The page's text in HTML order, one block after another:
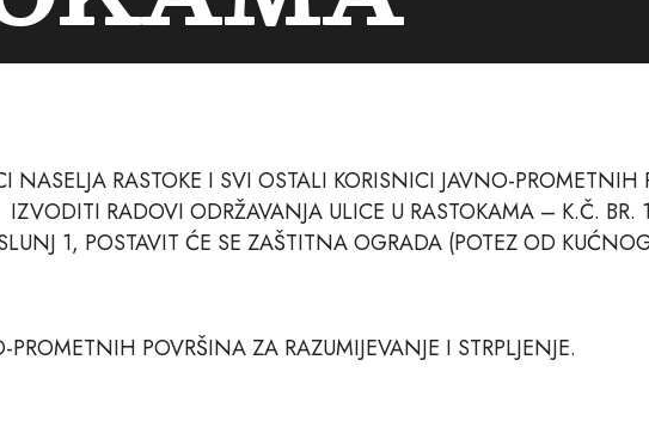
NASELJA RASTOKE I SVI OSTALI KORISNICI JAVNO-
RADOVI ODRŽAVANJA ULICE U RASTOKAMA – K.Č. BR.
1, POSTAVIT ĆE SE ZAŠTITNA OGRADA (POTEZ OD
POVRŠINA ZA RAZUMIJEVANJE I STRPLJENJE.